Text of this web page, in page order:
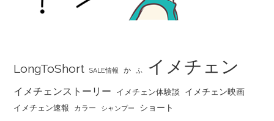
LongToShort SALE情報 か ふ イメチェン
イメチェンストーリー イメチェン体験談 イメチェン映画
イメチェン速報 カラー シャンプー ショート